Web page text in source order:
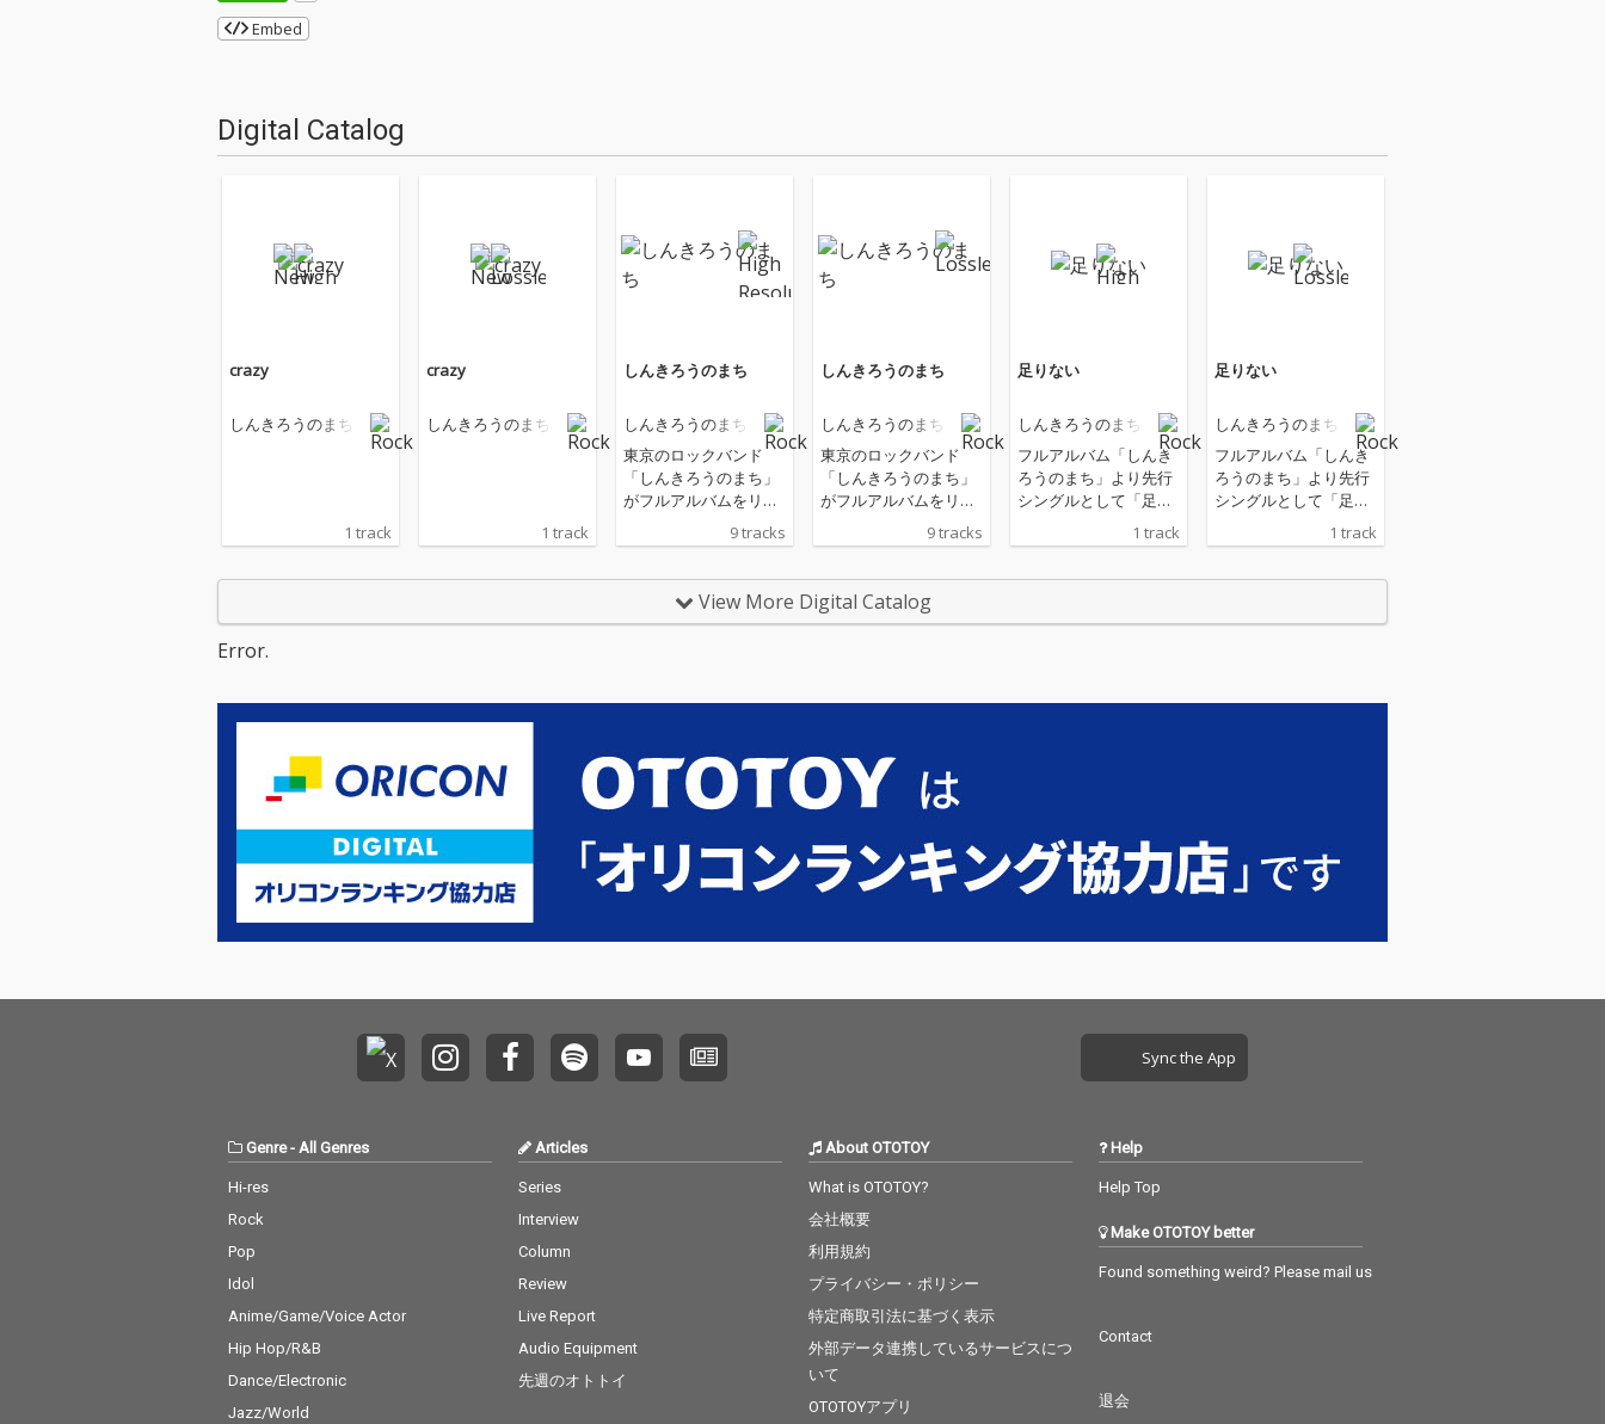
Embed
Digital Catalog
crazy
しんきろうのまち
1 track
crazy
しんきろうのまち
1 track
しんきろうのまち
しんきろうのまち
東京のロックバンド
「しんきろうのまち」
がフルアルバムをリリ
9 tracks
しんきろうのまち
しんきろうのまち
東京のロックバンド
「しんきろうのまち」
がフルアルバムをリリ
9 tracks
足りない
しんきろうのまち
フルアルバム「しんき
ろうのまち」より先行
シングルとして「足り
1 track
足りない
しんきろうのまち
フルアルバム「しんき
ろうのまち」より先行
シングルとして「足り
1 track
View More Digital Catalog
Error.
Sync the App
Genre- All Genres
Hi-res
Rock
Pop
Idol
Anime/Game/Voice Actor
Hip Hop/R&B
Dance/Electronic
Jazz/World
Articles
Series
Interview
Column
Review
Live Report
Audio Equipment
先週のオトトイ
About OTOTOY
What is OTOTOY?
会社概要
利用規約
プライバシー・ポリシー
特定商取引法に基づく表示
外部データ連携しているサービスにつ
いて
OTOTOYアプリ
Help
Help Top
Make OTOTOY better
Found something weird? Please mail us
Contact
退会